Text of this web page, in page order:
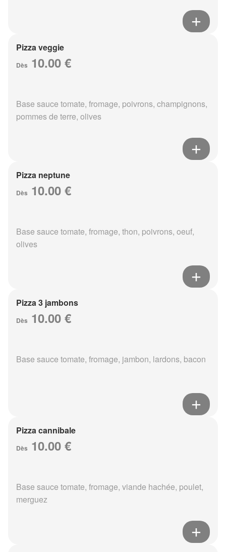
Pizza veggie
Dès 10.00 €
Base sauce tomate, fromage, poivrons, champignons,
pommes de terre, olives
Pizza neptune
Dès 10.00 €
Base sauce tomate, fromage, thon, poivrons, oeuf,
olives
Pizza 3 jambons
Dès 10.00 €
Base sauce tomate, fromage, jambon, lardons, bacon
Pizza cannibale
Dès 10.00 €
Base sauce tomate, fromage, viande hachée, poulet,
merguez